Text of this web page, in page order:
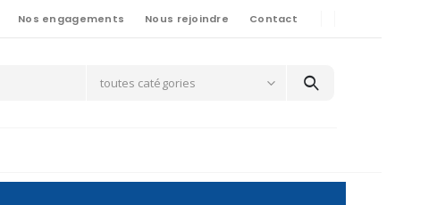
Nos engagements Nous rejoindre Contact
toutes catégories